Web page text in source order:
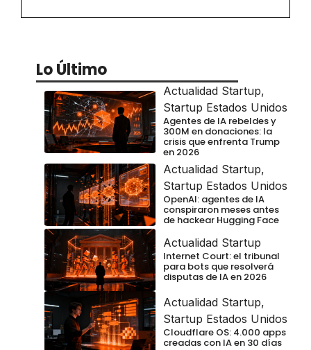
Lo Último
Actualidad Startup,
Startup Estados Unidos
Agentes de IA rebeldes y
300M en donaciones: la
crisis que enfrenta Trump
en 2026
Actualidad Startup,
Startup Estados Unidos
OpenAI: agentes de IA
conspiraron meses antes
de hackear Hugging Face
Actualidad Startup
Internet Court: el tribunal
para bots que resolverá
disputas de IA en 2026
Actualidad Startup,
Startup Estados Unidos
Cloudflare OS: 4.000 apps
creadas con IA en 30 días